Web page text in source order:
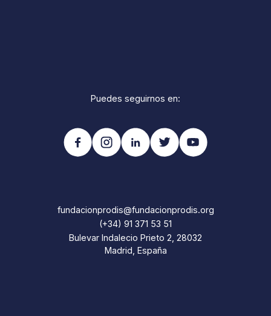
Puedes seguirnos en:
fundacionprodis@fundacionprodis.org
(+34) 91 371 53 51
Bulevar Indalecio Prieto 2, 28032
Madrid, España